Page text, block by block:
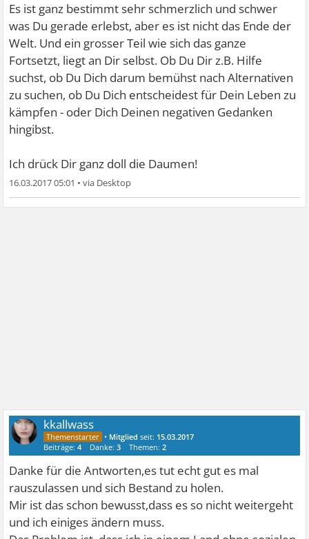
Es ist ganz bestimmt sehr schmerzlich und schwer
was Du gerade erlebst, aber es ist nicht das Ende der
Welt. Und ein grosser Teil wie sich das ganze
Fortsetzt, liegt an Dir selbst. Ob Du Dir z.B. Hilfe
suchst, ob Du Dich darum bemühst nach Alternativen
zu suchen, ob Du Dich entscheidest für Dein Leben zu
kämpfen - oder Dich Deinen negativen Gedanken
hingibst.
Ich drück Dir ganz doll die Daumen!
16.03.2017 05:01 •
kkallwass
• Mitglied seit: 15.03.2017
Beiträge:4 Danke:3 Themen:2
Danke für die Antworten,es tut echt gut es mal
rauszulassen und sich Bestand zu holen.
Mir ist das schon bewusst,dass es so nicht weitergeht
und ich einiges ändern muss.